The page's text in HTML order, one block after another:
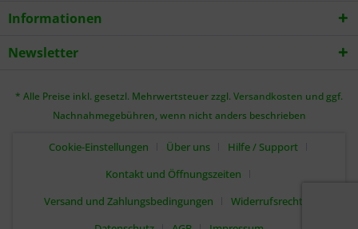
Informationen
Newsletter
* Alle Preise inkl. gesetzl. Mehrwertsteuer zzgl. Versandkosten und ggf.
Nachnahmegebühren, wenn nicht anders beschrieben
Cookie-Einstellungen Über uns
Hilfe / Support
Kontakt und Öffnungszeiten
Versand und Zahlungsbedingungen
Widerrufsrecht